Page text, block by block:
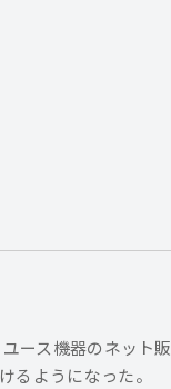
ース機器のネット販
るようになった。